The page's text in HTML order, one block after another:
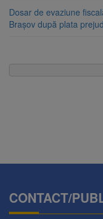
Dosar de evaziune
Brașov după plata
CONTACT/